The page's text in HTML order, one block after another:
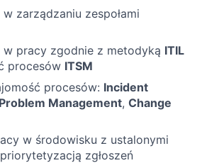
zarządzaniu zespołami
w pracy zgodnie z metodyką ITIL
procesów ITSM
procesów: Incident
Problem Management, Change
w środowisku z ustalonymi
zgłoszeń